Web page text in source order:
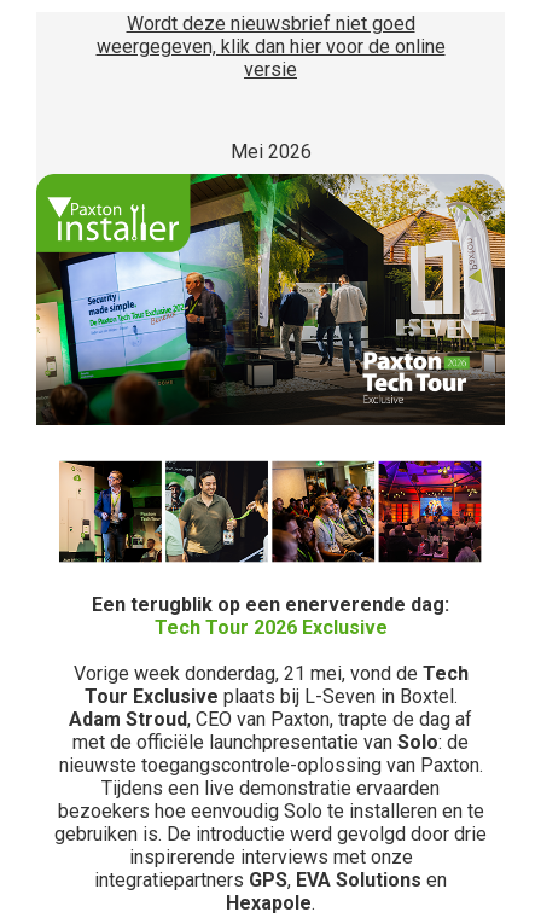
Wordt deze nieuwsbrief niet goed
weergegeven, klik dan hier voor de online
versie
Mei 2026
Een terugblik op een enerverende dag:
Tech Tour 2026 Exclusive
Vorige week donderdag, 21 mei, vond de Tech
Tour Exclusive plaats bij L-Seven in Boxtel.
Adam Stroud, CEO van Paxton, trapte de dag af
met de officiële launchpresentatie van Solo: de
nieuwste toegangscontrole-oplossing van Paxton.
Tijdens een live demonstratie ervaarden
bezoekers hoe eenvoudig Solo te installeren en te
gebruiken is. De introductie werd gevolgd door drie
inspirerende interviews met onze
integratiepartners GPS, EVA Solutions en
Hexapole.